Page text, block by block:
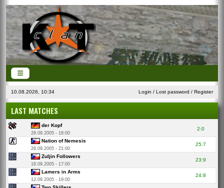
10.08.2026, 10:34 Login / Lost password / Register
LAST MATCHES
der Kopf
28.09.2005 - 18:00
2:0
Nation of Nemesis
26.09.2005 - 21:00
25:7
Zuljin Followers
18.09.2005 - 17:00
23:9
Lamers in Arms
12.09.2005 - 19:00
24:8